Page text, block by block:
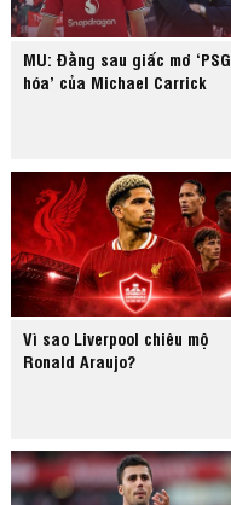
MU: Đằng sau giấc mơ ‘PSG
hóa’ của Michael Carrick
Vì sao Liverpool chiêu mộ
Ronald Araujo?